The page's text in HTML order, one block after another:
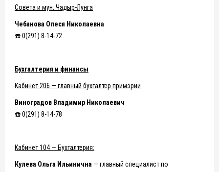
Совета и мун. Чадыр-Лунга
Чебанова Олеся Николаевна
☎️ 0(291) 8-14-72
Бухгалтерия и финансы
Кабинет 206 — главный бухгалтер примэрии
Виноградов Владимир Николаевич
☎️ 0(291) 8-14-78
Кабинет 104 — Бухгалтерия:
Кулева Ольга Ильинична — главный специалист по